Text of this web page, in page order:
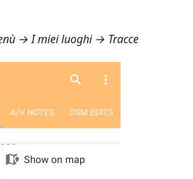
→ I miei luoghi → Tracce